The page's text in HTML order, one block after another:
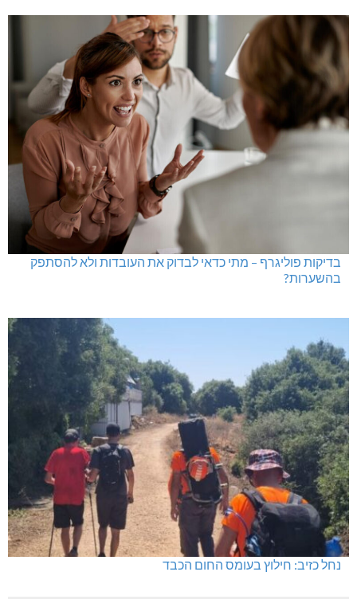
בדיקות פוליגרף – מתי כדאי לבדוק את העובדות ולא להסתפק
בהשערות?
נחל כזיב: חילוץ בעומס החום הכבד